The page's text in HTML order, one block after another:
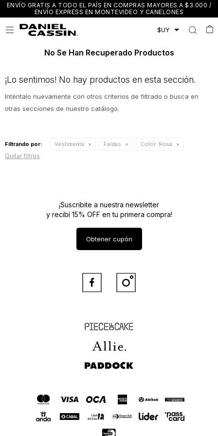
ENVÍO GRATIS A TODO EL PAÍS EN COMPRAS MAYORES A $3.000 /
ENVÍO EXPRESS EN MONTEVIDEO Y CANELONES

No Se Han Recuperado Productos
¡Lo sentimos! No hay productos en esta sección.
Inténtalo nuevamente con otros criterios de filtrado o busca en
otras secciones de nuestro catálogo.
Filtrando por: Vestimenta Faldas Color: Rosa
Quitar filtros
Piece of Cake
Allie
Paddock
¡Suscribite a nuestra newsletter
y recibí 15% OFF en tu primera compra!
Obtener cupón
 